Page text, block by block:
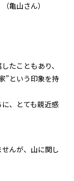
亀山さん）
たこともあり、
”という印象を持
、とても親近感
んが、山に関し